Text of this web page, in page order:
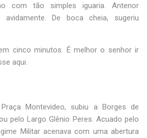
com tão simples iguaria. Antenor
De boca cheia, sugeriu
cinco minutos. É melhor o senhor ir
aqui.
Montevideo, subiu a Borges de
pelo Largo Glênio Peres. Acuado pelo
Militar acenava com uma abertura